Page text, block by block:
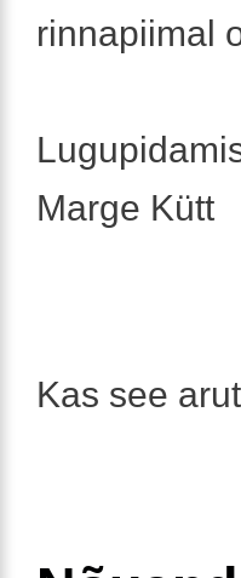
rinnapiimal
Marge Kütt
Kas see